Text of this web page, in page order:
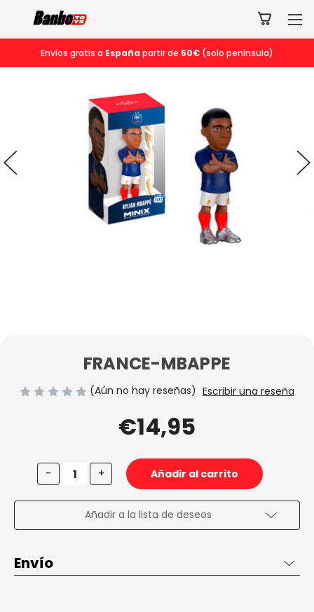
Envíos gratis a España partir de 50€ (solo península)
FRANCE-MBAPPE
(Aún no hay reseñas) Escribir una reseña
€14,95
Disminuir
la
de
- Aumentar
la
cantidad
de
FRANCE-
MBAPPE
+
Añadir a la lista de deseos
Envío